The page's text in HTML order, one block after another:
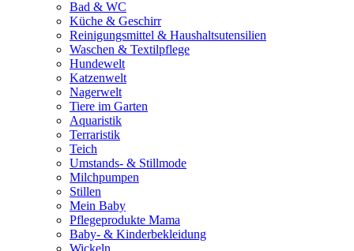
Bad & WC
Küche & Geschirr
Reinigungsmittel & Haushaltsutensilien
Waschen & Textilpflege
Hundewelt
Katzenwelt
Nagerwelt
Tiere im Garten
Aquaristik
Terraristik
Teich
Umstands- & Stillmode
Milchpumpen
Stillen
Mein Baby
Pflegeprodukte Mama
Baby- & Kinderbekleidung
Wickeln